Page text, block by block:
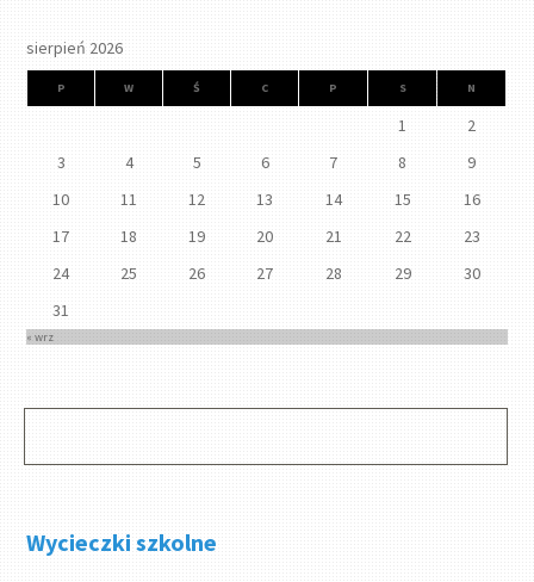
sierpień 2026
P W Ś C P S N
1
2
3
4 5 6 7 8
9
10
11 12 13 14 15
16
17
18 19 20 21 22
23
24
25 26 27 28 29
30
31
« wrz
Wycieczki szkolne